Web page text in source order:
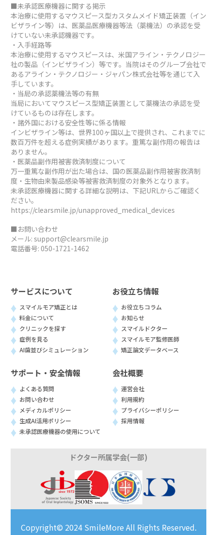
■未承認医療機器に関する掲示
本治療に使用するマウスピース型カスタムメイド矯正装置（イン
ビザライン等）は、医薬品医療機器等法（薬機法）の承認を受
けていない未承認機器です。
・入手経路等
本治療に使用するマウスピースは、米国アライン・テクノロジー
社の製品（インビザライン）等です。当院はそのグループ会社で
あるアライン・テクノロジー・ジャパン株式会社等を通じて入
手しています。
・当局の承認薬機法等の有無
当局においてマウスピース型矯正装置として薬機法の承認を受
けているものは存在します。
・諸外国における安全性等に係る情報
インビザライン等は、世界100ヶ国以上で提供され、これまでに
数百万件を超える症例実績があります。重篤な副作用の報告は
ありません。
・医薬品副作用被害救済制度について
万一重篤な副作用が出た場合は、国の医薬品副作用被害救済制
度・生物由来製品感染等被害救済制度の対象外となります。
未承認医療機器に関する詳細な説明は、下記URLからご確認く
ださい。
https://clearsmile.jp/unapproved_medical_devices
■お問い合わせ
メール: support@clearsmile.jp
電話番号: 050-1721-1462
サービスについて
スマイルモア矯正とは
料金について
クリニックを探す
症例を見る
AI歯並びシミュレーション
お役立ち情報
お役立ちコラム
お知らせ
スマイルドクター
スマイルモア監修医師
矯正論文データベース
サポート・安全情報
よくある質問
お問い合わせ
メディカルポリシー
生成AI活用ポリシー
未承認医療機器の使用について
会社概要
運営会社
利用規約
プライバシーポリシー
採用情報
ドクター所属学会(一部)
Copyright© 2024 SmileMore All Rights Reserved.